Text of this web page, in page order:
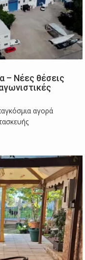
– Νέες θέσεις
αγορά